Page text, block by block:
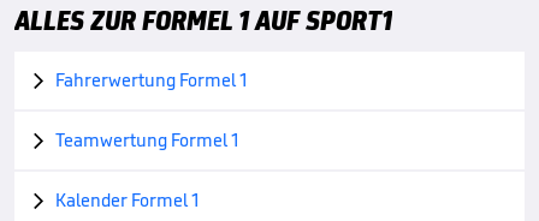
ALLES ZUR FORMEL 1 AUF SPORT1
 Fahrerwertung Formel 1
 Teamwertung Formel 1
 Kalender Formel 1